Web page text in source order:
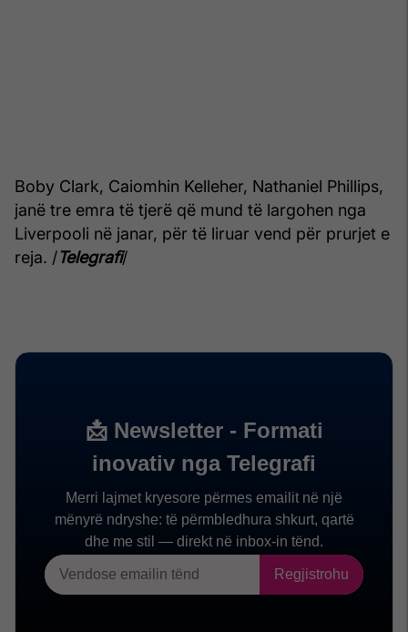
Boby Clark, Caiomhin Kelleher, Nathaniel Phillips,
janë tre emra të tjerë që mund të largohen nga
Liverpooli në janar, për të liruar vend për prurjet e
reja. /Telegrafi/